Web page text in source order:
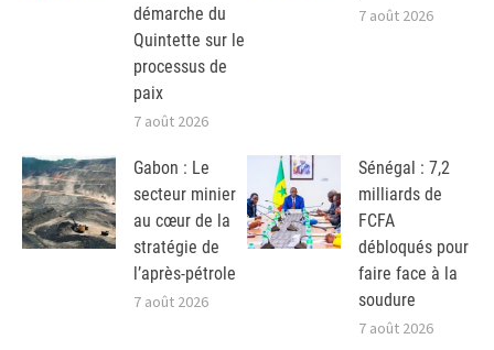
démarche du
Quintette sur le
processus de
paix
7 août 2026
7 août 2026
Gabon : Le
secteur minier
au cœur de la
stratégie de
l’après-pétrole
7 août 2026
Sénégal : 7,2
milliards de
FCFA
débloqués pour
faire face à la
soudure
7 août 2026